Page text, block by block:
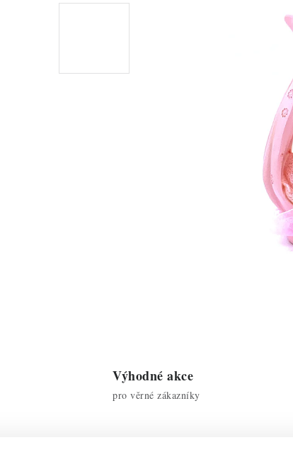
Výhodné akce
pro věrné zákazníky